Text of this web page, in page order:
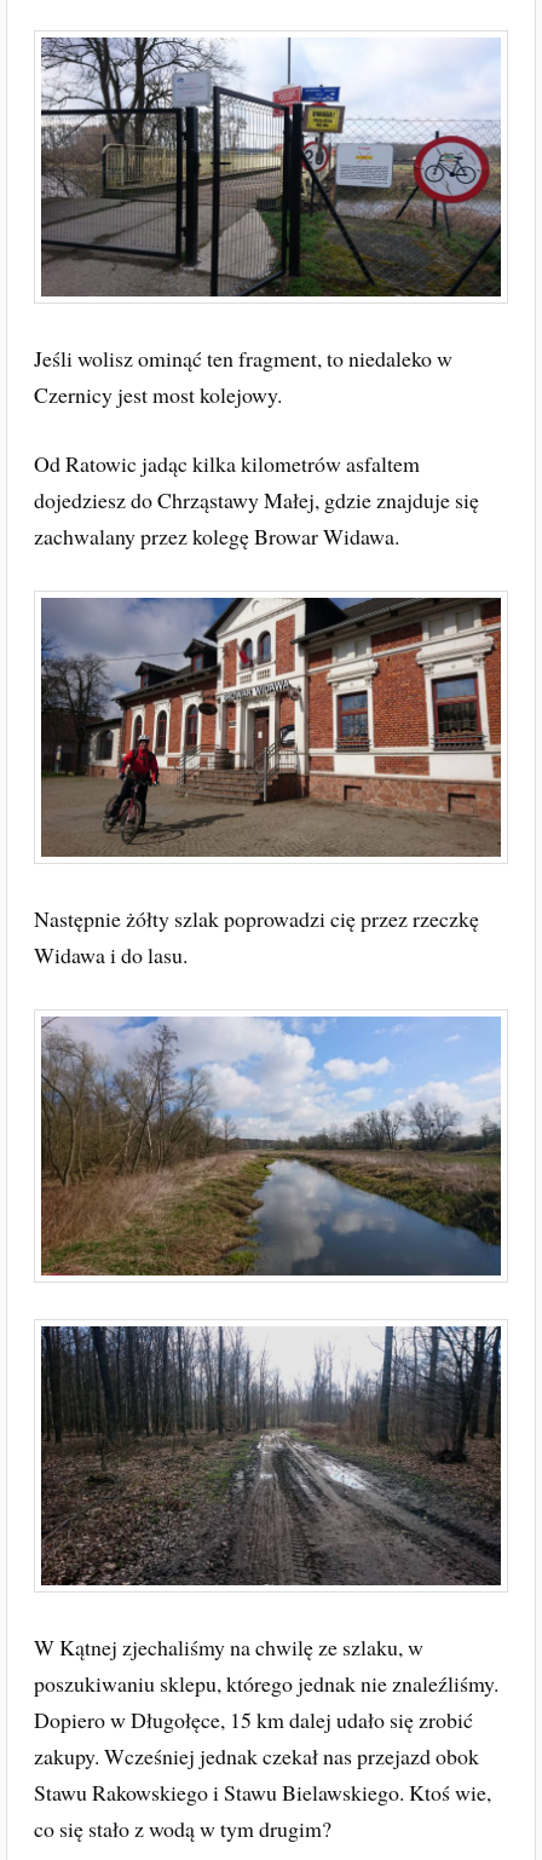
Jeśli wolisz ominąć ten fragment, to niedaleko w
Czernicy jest most kolejowy.
Od Ratowic jadąc kilka kilometrów asfaltem
dojedziesz do Chrząstawy Małej, gdzie znajduje się
zachwalany przez kolegę Browar Widawa.
Następnie żółty szlak poprowadzi cię przez rzeczkę
Widawa i do lasu.
W Kątnej zjechaliśmy na chwilę ze szlaku, w
poszukiwaniu sklepu, którego jednak nie znaleźliśmy.
Dopiero w Długołęce, 15 km dalej udało się zrobić
zakupy. Wcześniej jednak czekał nas przejazd obok
Stawu Rakowskiego i Stawu Bielawskiego. Ktoś wie,
co się stało z wodą w tym drugim?